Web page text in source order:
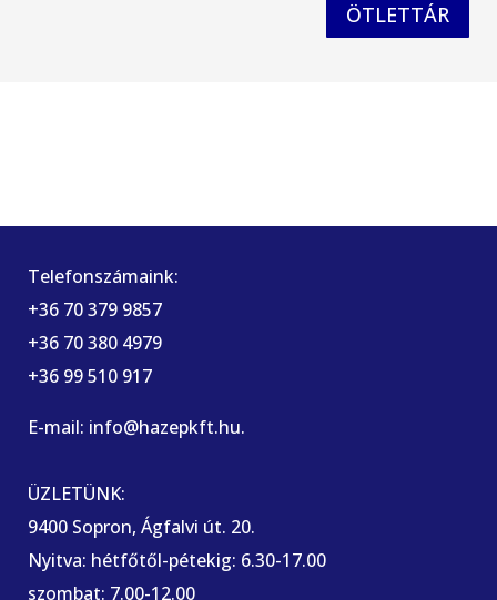
ÖTLETTÁR
Telefonszámaink:
+36 70 379 9857
+36 70 380 4979
+36 99 510 917
E-mail: info@hazepkft.hu.
ÜZLETÜNK:
9400 Sopron, Ágfalvi út. 20.
Nyitva: hétfőtől-pétekig: 6.30-17.00
szombat: 7.00-12.00